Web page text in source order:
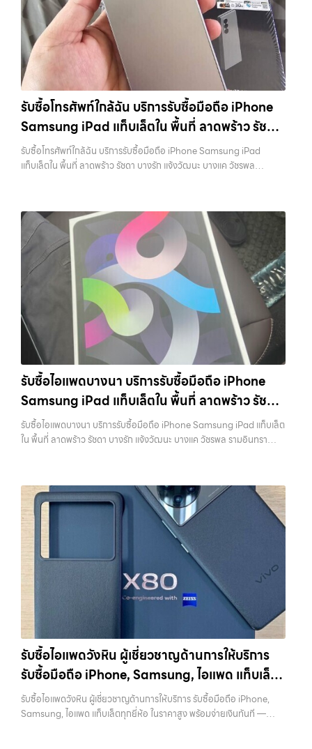
รับซื้อโทรศัพท์ใกล้ฉัน บริการรับซื้อมือถือ iPhone
Samsung iPad แท็บเล็ตใน พื้นที่ ลาดพร้าว รัชดา
บางรัก แจ้งวัฒนะ บางแค วัชรพล รามอินทรา
พร้อมจ่ายเงินทันที
รับซื้อโทรศัพท์ใกล้ฉัน บริการรับซื้อมือถือ iPhone Samsung iPad
แท็บเล็ตใน พื้นที่ ลาดพร้าว รัชดา บางรัก แจ้งวัฒนะ บางแค วัชรพล
ดา บางรัก แจ้งวัฒนะ บางแค วัชรพล รามอินทรา รับซื้อโทรศัพท์ใกล้ฉัน —
บริการรับซื้อมือถือ iPhone Samsung iPad แท็บเล็ตใน พื้นที่ ลาดพร้าว
รัชดา บางรัก แจ้งวัฒนะ บางแค วัชรพล รามอินทรา พร้อมจ่ายเงินทันที รับ
ซื้อโทรศัพท์ใกล้ฉัน บริการรับซื้อมือถือ iPhone Samsung iPad แท็บเล็ต
ใน พื้นที่ ลาดพร้าว รัชดา บางรัก แจ้งวัฒนะ บางแค วัชรพล รามอินทรา…
รับซื้อโทรศัพท์ใกล้ฉัน บริการถึงพื้นที่ เขตลาดพร้าว, รัชดา, บางรัก,
แจ้งวัฒนะ, บางแค, วัชรพล, รามอินทรา — นัดรับสะดวกทุกเขต
ประสบการณ์เหนือระดับกับการ รับซื้อไอโฟน, รับซื้อไอแพด, รับซื้อมือถือ
ยินดีต้อนรับสู่ “รับซื้อขายมือถือ.com” เว็บไซต์ที่คุณไว้วางใจได้ สำหรับ
บริการ รับซื้อ มือถือ iPhone, Samsung, iPad, แท็บเล็ต ทุกยี่ห้อ ให้ราคา
สูง พร้อมจ่ายเงินทันที ครอบคลุมพื้นที่ ลาดพร้าว, รัชดา, บางรัก,
แจ้งวัฒนะ, บางแค, วัชรพล, รามอินทรา และเขตกรุงเทพฯ ใกล้ “ใกล้ ฉัน”
ที่สุด ในยุคที่สมาร์ทโฟน แท็บเล็ต และอุปกรณ์ไอทีใหม่ๆ เปลี่ยนรุ่นกันแทบ
ทุกช่วงเวลา อุปกรณ์ที่คุณใช้แล้วอาจกลายเป็นของที่ไม่ได้ใช้งานอยู่เฉยๆ
ไม่ใช้แล้วให้กลายเป็นเงินสดได้ทันที ด้วยบริการ รับซื้อไอโฟน, รับซื้อไอแพด,
รับซื้อมือถือ, รับซื้อโทรศัพท์, รับซื้อโน๊ตบุ๊ค, รับซื้อแท็บเล็ต, รับซื้อสินค้าไอที
รวดเร็วที่สุด ที่ “รับซื้อขายมือถือ.com” เราเข้าใจดีว่าอุปกรณ์แต่ละชิ้นไม่ใช่
แค่เครื่องใช้ไฟฟ้า แต่เป็นทรัพย์สินที่มีมูลค่า คุณอาจต้องการเปลี่ยนรุ่น หรือ
ต้องการเงินด่วน เราจึงมอบบริการประเมินสภาพเครื่อง ฟรี ปราบปราม
ความยุ่งยากทั้งหลาย โดยเน้น โปร่งใส มั่นใจได้ และจ่ายเงินทันทีเมื่อตกลง
ซื้อขายสำเร็จ บริการของเราครอบคลุมทั้ง iPhone สายใหม่-เก่า,
Samsung ทุกรุ่น, iPad และแท็บเล็ตทุกแบรนด์ เรารับถึงแม้จะอยู่ในสภาพ
ใช้งานแล้ว ตกแต่งแล้ว หรือมีรอยบ้าง เพราะมูลค่าของเครื่องไม่ได้ขึ้นอยู่แค่
ยี่ห้อ แต่ขึ้นอยู่กับสภาพจริง ความครบชุด และความสะดวกในการขายของ
คุณ เราจึงตั้งใจให้บริการในเขต ลาดพร้าว, รัชดา, บางรัก, แจ้งวัฒนะ,
บางแค, วัชรพล, รามอินทรา, บางนา, บางพลี, เกษตรนวมินทร์, เสนานิคม,
วังหิน อย่างเต็มที่ ไม่ว่าคุณจะค้นหาคำว่า “รับซื้อมือถือใกล้ฉัน”, “รับซื้อ
โทรศัพท์มือสองกรุงเทพ”, “ขาย iPad ได้ราคา”, “รับซื้อแท็บเล็ต กรุงเทพ
ถึงที่”, หรือ “รับซื้อ Samsung มือสอง ราคาสูง” — ที่นี่คือคำตอบ เพราะ
บริการของเรามุ่งตรงให้คุณได้รับราคาและความสะดวกสบายที่เหนือกว่า
เลือกเราแล้วคุณจะได้บริการที่คุณไว้วางใจ พร้อมทีมงานที่พร้อมอำนวย
ความสะดวก นัดรับถึงที่ ตรวจสภาพอย่างมืออาชีพ และจ่ายเงินทันที
ทั้งหมดนี้เพื่อให้การขายอุปกรณ์ของคุณเป็นเรื่องง่ายขึ้น ดีกว่า รวดเร็วกว่า
รับซื้อไอแพดบางนา บริการรับซื้อมือถือ iPhone
Samsung iPad แท็บเล็ตใน พื้นที่ ลาดพร้าว รัชดา
บางรัก แจ้งวัฒนะ บางแค วัชรพล รามอินทรา
พร้อมจ่ายเงินทันที
รับซื้อไอแพดบางนา บริการรับซื้อมือถือ iPhone Samsung iPad แท็บเล็ต
ใน พื้นที่ ลาดพร้าว รัชดา บางรัก แจ้งวัฒนะ บางแค วัชรพล รามอินทรา
ดา บางรัก แจ้งวัฒนะ บางแค วัชรพล รามอินทรา รับซื้อไอแพดบางนา —
บริการรับซื้อมือถือ iPhone Samsung iPad แท็บเล็ตใน พื้นที่ ลาดพร้าว
รัชดา บางรัก แจ้งวัฒนะ บางแค วัชรพล รามอินทรา พร้อมจ่ายเงินทันที รับ
ซื้อไอแพดบางนา บริการรับซื้อมือถือ iPhone Samsung iPad แท็บเล็ตใน
พื้นที่ ลาดพร้าว รัชดา บางรัก แจ้งวัฒนะ บางแค วัชรพล รามอินทรา พร้อม
จ่ายเงินทันที… รับซื้อไอแพดบางนา บริการถึงพื้นที่ เขตลาดพร้าว, รัชดา,
บางรัก, แจ้งวัฒนะ, บางแค, วัชรพล, รามอินทรา — นัดรับสะดวกทุกเขต
ประสบการณ์เหนือระดับกับการ รับซื้อไอโฟน, รับซื้อไอแพด, รับซื้อมือถือ
ยินดีต้อนรับสู่ “รับซื้อขายมือถือ.com” เว็บไซต์ที่คุณไว้วางใจได้ สำหรับ
บริการ รับซื้อ มือถือ iPhone, Samsung, iPad, แท็บเล็ต ทุกยี่ห้อ ให้ราคา
สูง พร้อมจ่ายเงินทันที ครอบคลุมพื้นที่ ลาดพร้าว, รัชดา, บางรัก,
แจ้งวัฒนะ, บางแค, วัชรพล, รามอินทรา และเขตกรุงเทพฯ ใกล้ “ใกล้ ฉัน”
ที่สุด ในยุคที่สมาร์ทโฟน แท็บเล็ต และอุปกรณ์ไอทีใหม่ๆ เปลี่ยนรุ่นกันแทบ
ทุกช่วงเวลา อุปกรณ์ที่คุณใช้แล้วอาจกลายเป็นของที่ไม่ได้ใช้งานอยู่เฉยๆ
เว็บไซต์ของเราจึงเกิดขึ้นเพื่อเป็นทางเลือกให้คุณสามารถเปลี่ยนอุปกรณ์ที่
ไม่ใช้แล้วให้กลายเป็นเงินสดได้ทันที ด้วยบริการ รับซื้อไอโฟน, รับซื้อไอแพด,
รับซื้อมือถือ, รับซื้อโทรศัพท์, รับซื้อโน๊ตบุ๊ค, รับซื้อแท็บเล็ต, รับซื้อสินค้าไอที
รับซื้อไอแพดวังหิน ผู้เชี่ยวชาญด้านการให้บริการ
รับซื้อมือถือ iPhone, Samsung, ไอแพด แท็บเล็ต
ทุกยี่ห้อ ในราคาสูง พร้อมจ่ายเงินทันที
รับซื้อไอแพดวังหิน ผู้เชี่ยวชาญด้านการให้บริการ รับซื้อมือถือ iPhone,
Samsung, ไอแพด แท็บเล็ตทุกยี่ห้อ ในราคาสูง พร้อมจ่ายเงินทันที —